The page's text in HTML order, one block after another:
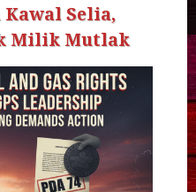
Selia,
Milik Mutlak